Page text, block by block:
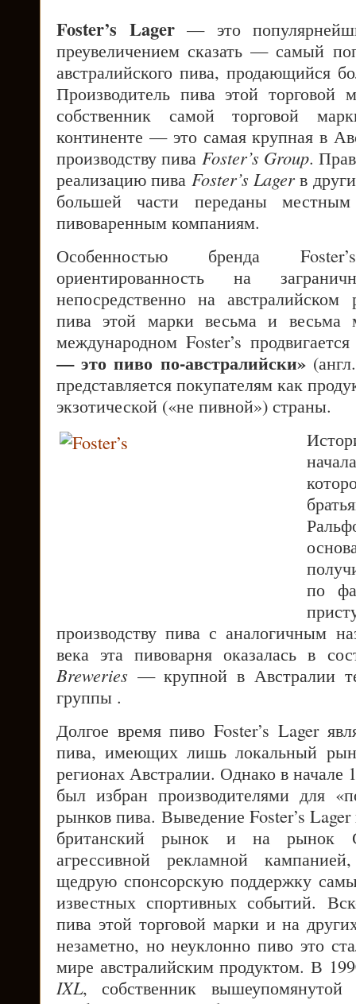
Foster’s Lager— это
преувеличением сказать — самый
австралийского пива, продающийся
Производитель пива этой торговой
собственник самой торговой
континенте — это самая крупная в
производству пива Foster’s Group.
реализацию пива Foster’s Lagerв
большей части переданы
пивоваренным компаниям.
Особенностью бренда
ориентированность на
непосредственно на
пива этой марки весьма и
международном Foster’s
— это пиво по-австралийски»
представляется покупателям как
экзотической («не пивной») страны.
по
производству пива с аналогичным
века эта пивоварня оказалась в
Breweries — крупной в Австралии
группы .
Долгое время пиво Foster’s Lager
пива, имеющих лишь локальный
регионах Австралии. Однако в начале
был избран производителями для
рынков пива. Выведение Foster’s
британский рынок и на рынок
агрессивной рекламной
щедрую спонсорскую поддержку
известных спортивных событий.
пива этой торговой марки и на
незаметно, но неуклонно пиво это
мире австралийским продуктом. В
IXL, собственник вышеупомянутой